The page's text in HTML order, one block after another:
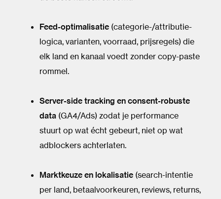
Feed-optimalisatie (categorie-/attributie-
logica, varianten, voorraad, prijsregels) die
elk land en kanaal voedt zonder copy-paste
rommel.
Server-side tracking en consent-robuste
data (GA4/Ads) zodat je performance
stuurt op wat écht gebeurt, niet op wat
adblockers achterlaten.
Marktkeuze en lokalisatie (search-intentie
per land, betaalvoorkeuren, reviews, returns,